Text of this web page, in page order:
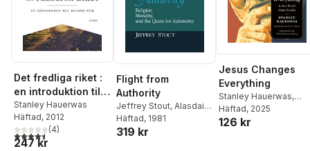
Det fredliga riket :
en introduktion till
kristen etik
Stanley Hauerwas
Häftad, 2012
4,5utav 5 stjärnor. Totalt antal röster:
(4)
247 kr
Flight from
Authority
Jeffrey Stout, Alasdair
MacIntyre,Alasdair
Macintyre
Häftad, 1981
319 kr
Jesus Changes
Everything
Stanley Hauerwas,
Charles E. Moore
Häftad, 2025
126 kr